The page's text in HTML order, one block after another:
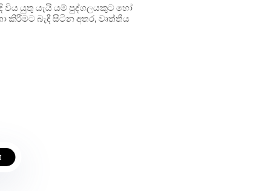
යුතු යැයි යම් පුද්ගලයකුට හෝ
කිරීමට බැඳී සිටින අතර, වෘත්තීය